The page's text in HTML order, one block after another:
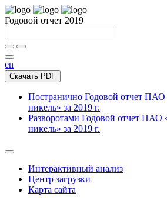
Годовой отчет 2019
en
Скачать PDF
Постранично Годовой отчет
никель» за 2019 г.
Разворотами Годовой отчет
никель» за 2019 г.
Интерактивный анализ
Центр загрузки
Карта сайта